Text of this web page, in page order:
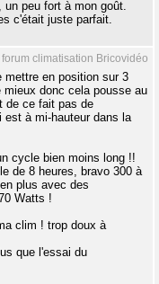
un peu fort à mon goût.
c'était juste parfait.
climatisation Bricovidéo
mettre en position sur 3
mieux donc cela pousse au
de ce fait pas de
à mi-hauteur dans la
cycle bien moins long !!
de 8 heures, bravo 300 à
plus avec des
Watts !
clim ! trop doux à
que l'essai du